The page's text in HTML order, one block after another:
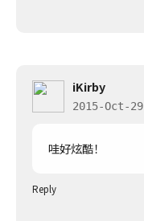
iKirby
2015-Oct-29
哇好炫酷！
Reply